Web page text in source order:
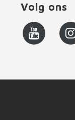
Volg ons